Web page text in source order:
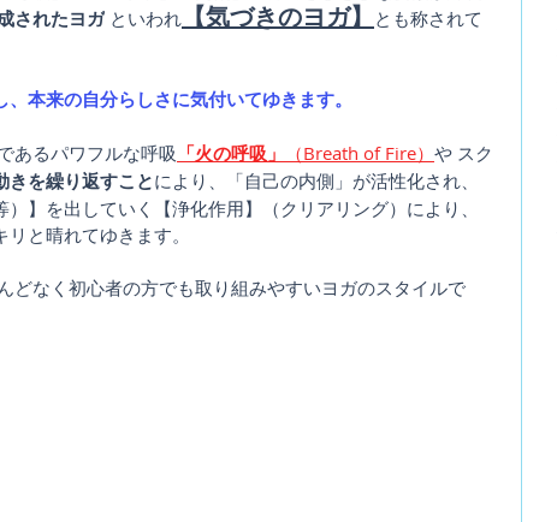
されたヨガ といわれ 【気づきのヨガ】
とも称されて
本来の自分らしさに気付いてゆきます。
あるパワフルな呼吸 「火の呼吸」 （Breath of Fire） や スク
きを繰り返すことにより、「自己の内側」が活性化され、
）】を出していく【浄化作用】（クリアリング）により、
と晴れてゆきます。